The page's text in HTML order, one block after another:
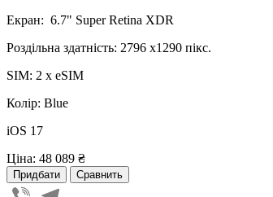
Екран: 6.7" Super Retina XDR
Роздільна здатність: 2796 x1290 пікс.
SIM: 2 x eSIM
Колір: Blue
iOS 17
Ціна: 48 089 ₴
Viber